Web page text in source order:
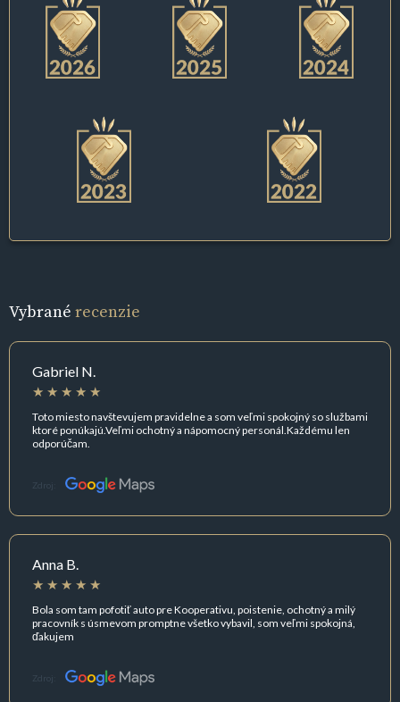
Vybrané recenzie
Gabriel N.
Toto miesto navštevujem pravidelne a som veľmi spokojný so službami
ktoré ponúkajú.Veľmi ochotný a nápomocný personál.Každému len
odporúčam.
Zdroj:
Anna B.
Bola som tam pofotiť auto pre Kooperativu, poistenie, ochotný a milý
pracovník s úsmevom promptne všetko vybavil, som veľmi spokojná,
ďakujem
Zdroj: